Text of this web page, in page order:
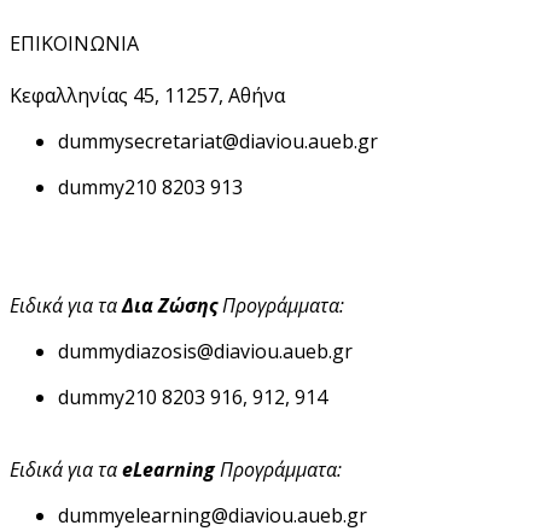
ΕΠΙΚΟΙΝΩΝΙΑ
Κεφαλληνίας 45, 11257, Αθήνα
dummysecretariat@diaviou.aueb.gr
dummy210 8203 913
Ειδικά για ταΔια ΖώσηςΠρογράμματα:
dummydiazosis@diaviou.aueb.gr
dummy210 8203 916, 912, 914
Ειδικά για ταeLearningΠρογράμματα:
dummyelearning@diaviou.aueb.gr